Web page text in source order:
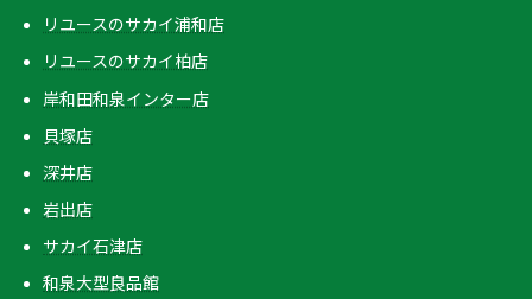
リユースのサカイ浦和店
リユースのサカイ柏店
岸和田和泉インター店
貝塚店
深井店
岩出店
サカイ石津店
和泉大型良品館